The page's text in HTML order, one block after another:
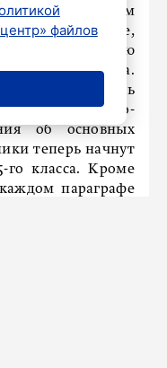
в новом
в том же объеме,
На новую
2026 года.
будут изучать
а в 9-м – по-
об основных
теперь начнут
класса. Кроме
параграфе
файлов